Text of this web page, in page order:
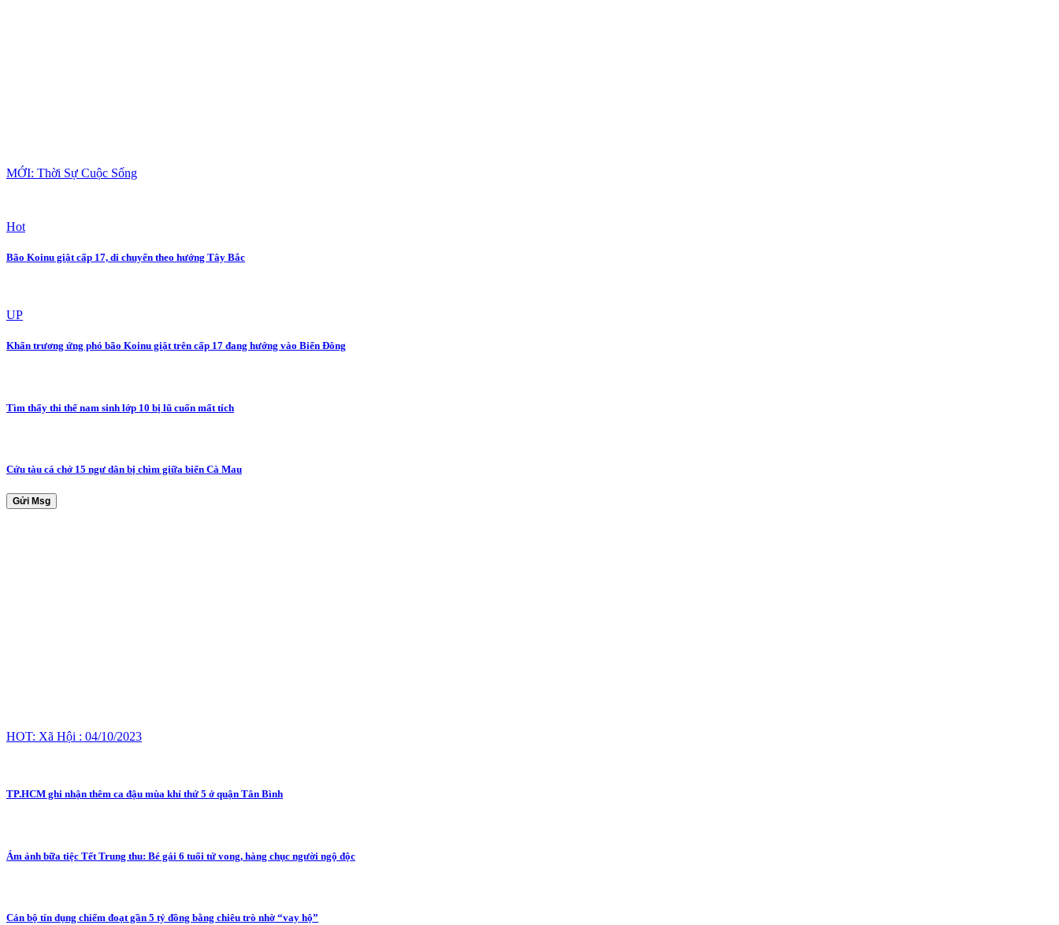
MỚI: Thời Sự Cuộc Sống
Hot
Bão Koinu giật cấp 17, di chuyển theo hướng Tây Bắc
UP
Khẩn trương ứng phó bão Koinu giật trên cấp 17 đang hướng vào Biển Đông
Tìm thấy thi thể nam sinh lớp 10 bị lũ cuốn mất tích
Cứu tàu cá chở 15 ngư dân bị chìm giữa biển Cà Mau
Gửi Msg
HOT: Xã Hội : 04/10/2023
TP.HCM ghi nhận thêm ca đậu mùa khỉ thứ 5 ở quận Tân Bình
Ám ảnh bữa tiệc Tết Trung thu: Bé gái 6 tuổi tử vong, hàng chục người ngộ độc
Cán bộ tín dụng chiếm đoạt gần 5 tỷ đồng bằng chiêu trò nhờ “vay hộ”